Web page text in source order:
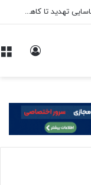
روش‌های جلوگیری از حملات Zero-Day؛ از شناسایی تهدید تا کاهش ریسک